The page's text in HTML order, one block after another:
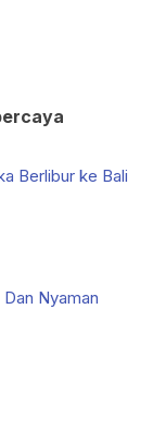
Berlibur ke Bali
Nyaman